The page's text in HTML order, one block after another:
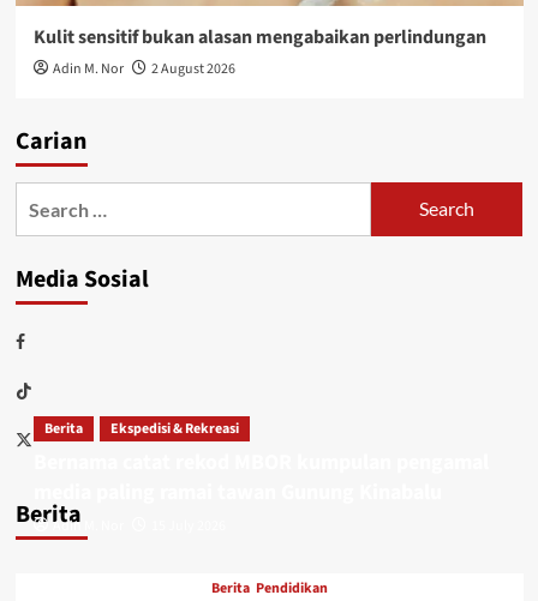
Kulit sensitif bukan alasan mengabaikan perlindungan
Adin M. Nor 2 August 2026
Carian
Media Sosial
Berita
Berita Ekspedisi & Rekreasi
Adin M. Nor
Berita Pendidikan